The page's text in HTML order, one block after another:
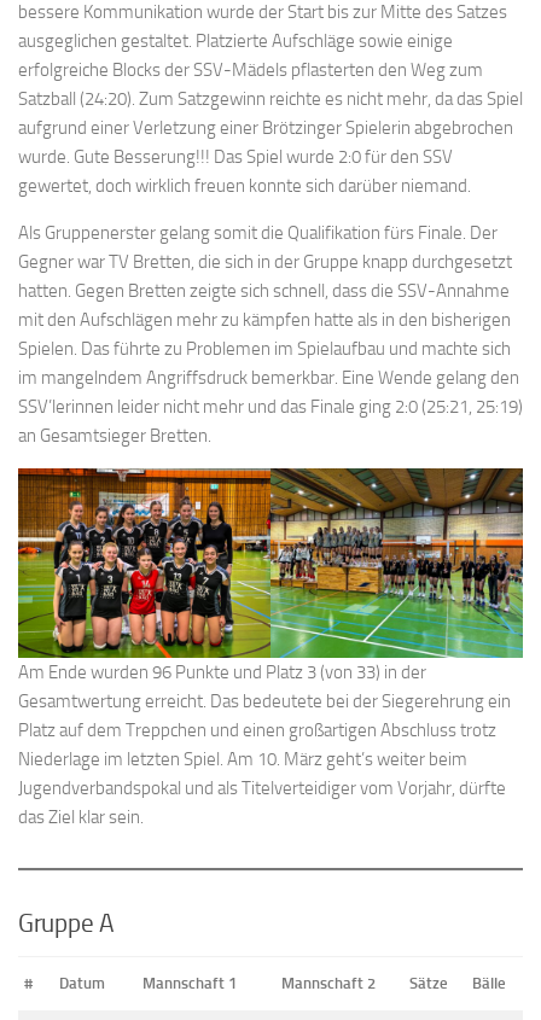
bessere Kommunikation wurde der Start bis zur Mitte des Satzes
ausgeglichen gestaltet. Platzierte Aufschläge sowie einige
erfolgreiche Blocks der SSV-Mädels pflasterten den Weg zum
Satzball (24:20). Zum Satzgewinn reichte es nicht mehr, da das Spiel
aufgrund einer Verletzung einer Brötzinger Spielerin abgebrochen
wurde. Gute Besserung!!! Das Spiel wurde 2:0 für den SSV
gewertet, doch wirklich freuen konnte sich darüber niemand.
Als Gruppenerster gelang somit die Qualifikation fürs Finale. Der
Gegner war TV Bretten, die sich in der Gruppe knapp durchgesetzt
hatten. Gegen Bretten zeigte sich schnell, dass die SSV-Annahme
mit den Aufschlägen mehr zu kämpfen hatte als in den bisherigen
Spielen. Das führte zu Problemen im Spielaufbau und machte sich
im mangelndem Angriffsdruck bemerkbar. Eine Wende gelang den
SSV’lerinnen leider nicht mehr und das Finale ging 2:0 (25:21, 25:19)
an Gesamtsieger Bretten.
Am Ende wurden 96 Punkte und Platz 3 (von 33) in der
Gesamtwertung erreicht. Das bedeutete bei der Siegerehrung ein
Platz auf dem Treppchen und einen großartigen Abschluss trotz
Niederlage im letzten Spiel. Am 10. März geht’s weiter beim
Jugendverbandspokal und als Titelverteidiger vom Vorjahr, dürfte
das Ziel klar sein.
Gruppe A
# Datum Mannschaft 1 Mannschaft 2 Sätze Bälle